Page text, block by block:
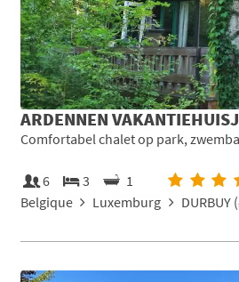
ARDENNEN
Comfortabel chalet op park,
6 3
1
Belgique
Luxemburg DURBUY (